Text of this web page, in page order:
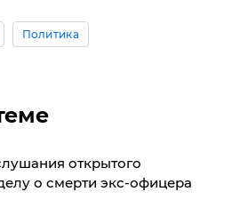
Политика
открытого
о смерти экс-офицера